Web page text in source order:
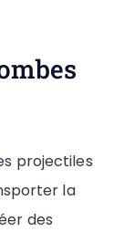
projectiles
la
des